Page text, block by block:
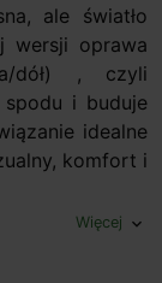
ale światło
wersji oprawa
dół) , czyli
i buduje
idealne
komfort i
Więcej expand_more